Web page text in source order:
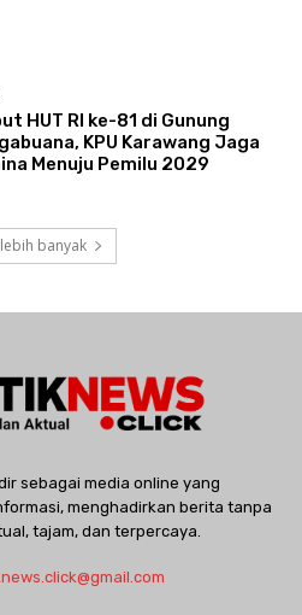
HUT RI ke-81 di Gunung
KPU Karawang Jaga
Menuju Pemilu 2029
banyak
sebagai media online yang
menghadirkan berita tanpa
tajam, dan terpercaya.